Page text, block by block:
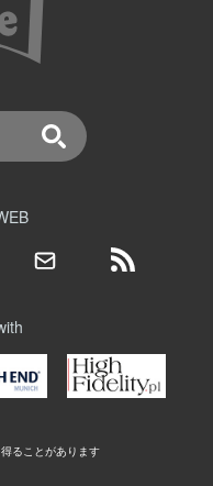
ることがあります